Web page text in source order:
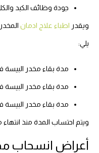
جودة وظائف الكبد
ويقدر اطباء علاج ادمان
يلي:
مدة بقاء مخدر البيسة في
مدة بقاء مخدر البيسة في
مدة بقاء مخدر البيسة في
ويتم احتساب المدة منذ
أعراض انسحاب